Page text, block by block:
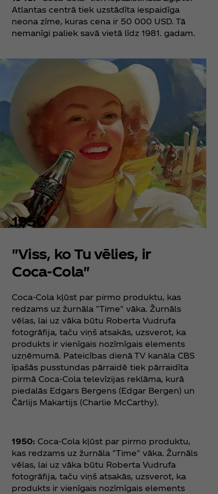
Atlantas centrā tiek uzstādīta iespaidīga
neona zīme, kuras cena ir 50 000 USD. Tā
nemanīgi paliek savā vietā līdz 1981. gadam.
1950
"Viss, ko Tu vēlies, ir
Coca‑Cola"
Coca‑Cola kļūst par pirmo produktu, kas
redzams uz žurnāla "Time" vāka. Žurnāls
vēlas, lai uz vāka būtu Roberta Vudrufa
fotogrāfija, taču viņš atsakās, uzsverot, ka
produkts ir vienīgais nozīmīgais elements
uzņēmumā. Pateicības dienā TV kanāla CBS
īpašās pusstundas pārraidē tiek pārraidīta
pirmā Coca‑Cola televīzijas reklāma, kurā
piedalās Edgars Bergens (Edgar Bergen) un
Čārlijs Makartijs (Charlie McCarthy).
1950: Coca‑Cola kļūst par pirmo produktu,
kas redzams uz žurnāla "Time" vāka. Žurnāls
vēlas, lai uz vāka būtu Roberta Vudrufa
fotogrāfija, taču viņš atsakās, uzsverot, ka
produkts ir vienīgais nozīmīgais elements